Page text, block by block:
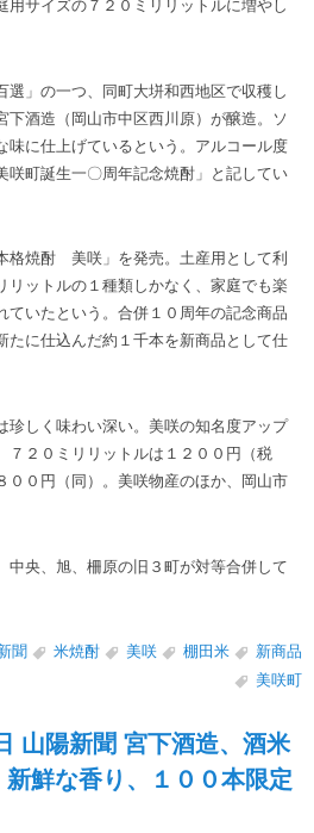
用サイズの７２０ミリリットルに増やし
」の一つ、同町大垪和西地区で収穫し
下酒造（岡山市中区西川原）が醸造。ソ
味に仕上げているという。アルコール度
咲町誕生一〇周年記念焼酎」と記してい
格焼酎 美咲」を発売。土産用として利
リットルの１種類しかなく、家庭でも楽
ていたという。合併１０周年の記念商品
たに仕込んだ約１千本を新商品として仕
しく味わい深い。美咲の知名度アップ
７２０ミリリットルは１２００円（税
００円（同）。美咲物産のほか、岡山市
央、旭、柵原の旧３町が対等合併して
聞 米焼酎 美咲 棚田米
新商品
美咲町
山陽新聞 宮下酒造、酒米
鮮な香り、１００本限定